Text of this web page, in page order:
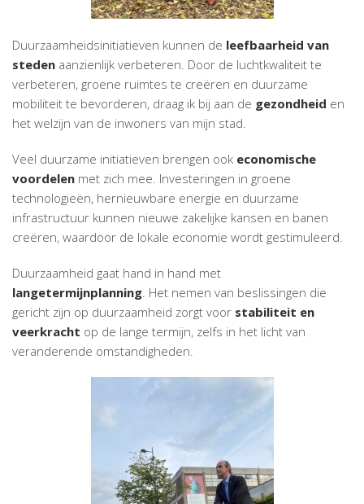
Duurzaamheidsinitiatieven kunnen de leefbaarheid van
steden aanzienlijk verbeteren. Door de luchtkwaliteit te
verbeteren, groene ruimtes te creëren en duurzame
mobiliteit te bevorderen, draag ik bij aan de gezondheid en
het welzijn van de inwoners van mijn stad.
Veel duurzame initiatieven brengen ook economische
voordelen met zich mee. Investeringen in groene
technologieën, hernieuwbare energie en duurzame
infrastructuur kunnen nieuwe zakelijke kansen en banen
creëren, waardoor de lokale economie wordt gestimuleerd.
Duurzaamheid gaat hand in hand met
langetermijnplanning . Het nemen van beslissingen die
gericht zijn op duurzaamheid zorgt voor stabiliteit en
veerkracht op de lange termijn, zelfs in het licht van
veranderende omstandigheden.